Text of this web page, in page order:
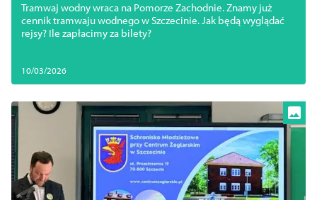
Tramwaj wodny wraca na Pomorze Zachodnie. Znamy już
cennik tramwaju wodnego w Szczecinie. Jak będą wyglądać
rejsy? Ile zapłacimy za bilety?
10/03/2026